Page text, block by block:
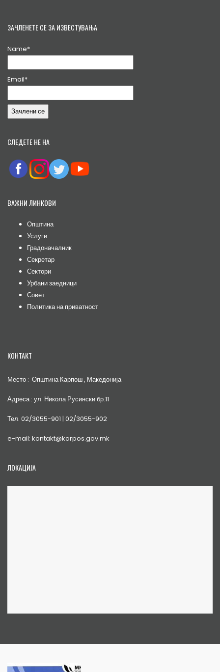
ЗАЧЛЕНЕТЕ СЕ ЗА ИЗВЕСТУВАЊА
Name*
Email*
СЛЕДЕТЕ НЕ НА
ВАЖНИ ЛИНКОВИ
Општина
Услуги
Градоначалник
Секретар
Сектори
Урбани заедници
Совет
Политика на приватност
КОНТАКТ
Место : Општина Карпош , Македонија
Адреса : ул. Никола Русински бр.11
Тел. 02/3055-901 | 02/3055-902
e-mail: kontakt@karpos.gov.mk
ЛОКАЦИЈА